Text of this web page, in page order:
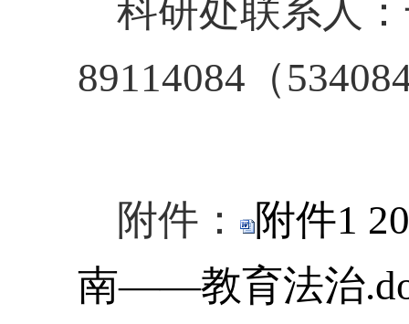
科研处联系人
89114084（
附件：
附件1
南——教育法治